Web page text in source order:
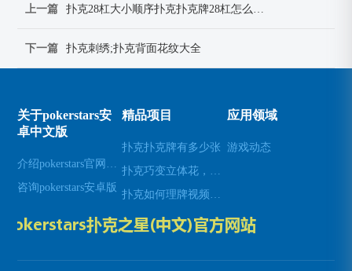
上一篇
下一篇 扑克刺绣;扑克背面花纹大全
关于pokerstars安
卓中文版
咨询pokerstars安卓版
精品项目
扑克扑克牌有多少张
应用领域
游戏动态